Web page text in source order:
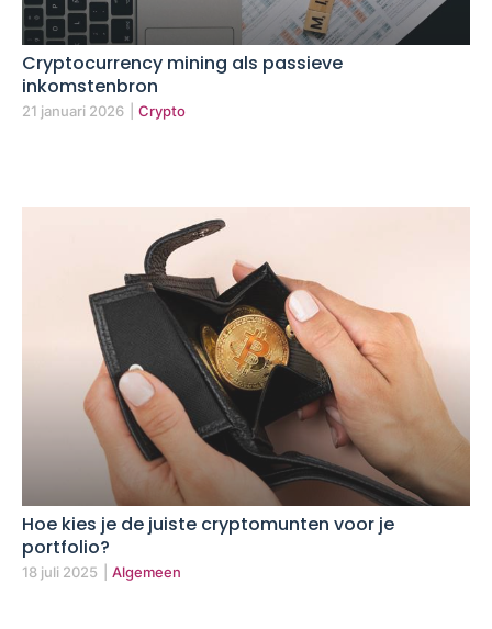
Cryptocurrency mining als passieve
inkomstenbron
21 januari 2026 Crypto
Hoe kies je de juiste cryptomunten voor je
portfolio?
18 juli 2025 Algemeen